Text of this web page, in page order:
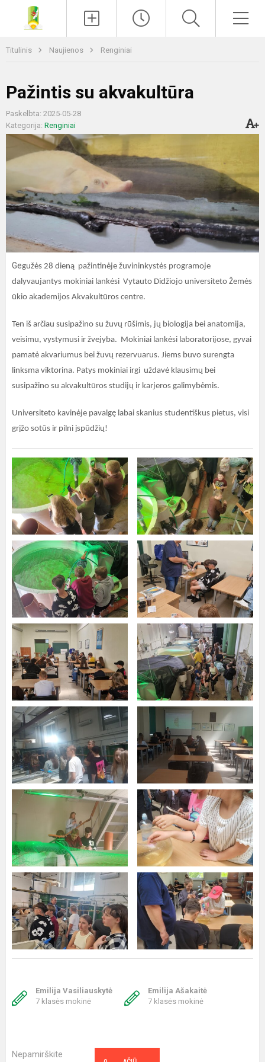
Titulinis Naujienos Renginiai
Pažintis su akvakultūra
Paskelbta: 2025-05-28
Kategorija: Renginiai
Gegužės 28 dieną pažintinėje žuvininkystės programoje
dalyvaujantys mokiniai lankėsi Vytauto Didžiojo universiteto Žemės
ūkio akademijos Akvakultūros centre.
Ten iš arčiau susipažino su žuvų rūšimis, jų biologija bei anatomija,
veisimu, vystymusi ir žvejyba. Mokiniai lankėsi laboratorijose, gyvai
pamatė akvariumus bei žuvų rezervuarus. Jiems buvo surengta
linksma viktorina. Patys mokiniai irgi uždavė klausimų bei
susipažino su akvakultūros studijų ir karjeros galimybėmis.
Universiteto kavinėje pavalgę labai skanius studentiškus pietus, visi
grįžo sotūs ir pilni įspūdžių!
Emilija Vasiliauskytė
7 klasės mokinė
Emilija Ašakaitė
7 klasės mokinė
Nepamirškite